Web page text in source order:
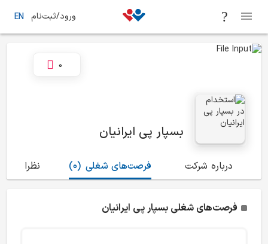
ورود/ثبت‌نام EN
بسپار پی ایرانیان
0
درباره شرکت (0) فرصت‌های شغلی نظرات
فرصت‌های شغلی بسپار پی ایرانیان